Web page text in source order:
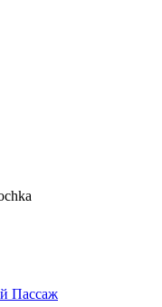
Пассаж